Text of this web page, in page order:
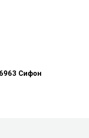
Сифон